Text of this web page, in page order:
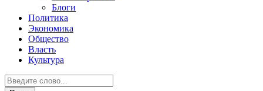
Блоги
Политика
Экономика
Общество
Власть
Культура